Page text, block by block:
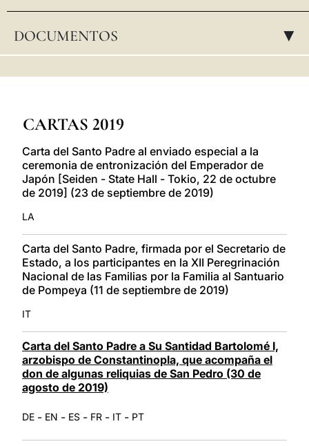
العربيّة
DOCUMENTOS ▸
CARTAS 2019
Carta del Santo Padre al enviado especial a la
ceremonia de entronización del Emperador de
Japón [Seiden - State Hall - Tokio, 22 de octubre
de 2019] (23 de septiembre de 2019)
LA
Carta del Santo Padre, firmada por el Secretario de
Estado, a los participantes en la XII Peregrinación
Nacional de las Familias por la Familia al Santuario
de Pompeya (11 de septiembre de 2019)
IT
Carta del Santo Padre a Su Santidad Bartolomé I,
arzobispo de Constantinopla, que acompaña el
don de algunas reliquias de San Pedro (30 de
agosto de 2019)
DE - EN - ES - FR - IT - PT